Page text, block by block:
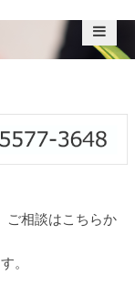
ご相談はこちらか
。